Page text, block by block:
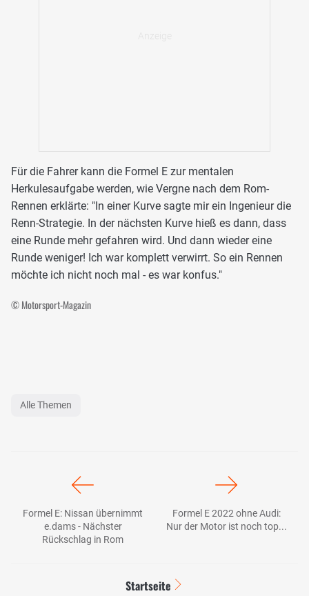
Für die Fahrer kann die Formel E zur mentalen
Herkulesaufgabe werden, wie Vergne nach dem Rom-
Rennen erklärte: "In einer Kurve sagte mir ein Ingenieur die
Renn-Strategie. In der nächsten Kurve hieß es dann, dass
eine Runde mehr gefahren wird. Und dann wieder eine
Runde weniger! Ich war komplett verwirrt. So ein Rennen
möchte ich nicht noch mal - es war konfus."
© Motorsport-Magazin
Alle Themen
Formel E: Nissan übernimmt
e.dams - Nächster
Rückschlag in Rom
Formel E 2022 ohne Audi:
Nur der Motor ist noch top...
Startseite